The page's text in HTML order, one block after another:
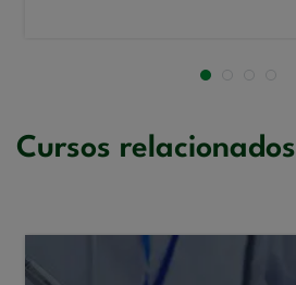
Cursos relacionados